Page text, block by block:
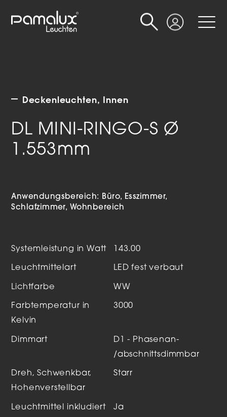
Login
Suche
Deckenleuchten Innen
DL MINI-RINGO-S Ø
1.553mm
Anwendungsbereich: Büro
Esszimmer
Schlafzimmer
Wohnbereich
Systemleistung in Watt 143.00
Leuchtmittelart LED fest verbaut
Lichtfarbe WW
Farbtemperatur in
Kelvin
3000
Dimmart
D1 - Phasenan-
/abschnittsdimmbar
Dreh, Schwenkbar,
Hohenverstellbar
Starr
Leuchtmittel inkludiert Ja